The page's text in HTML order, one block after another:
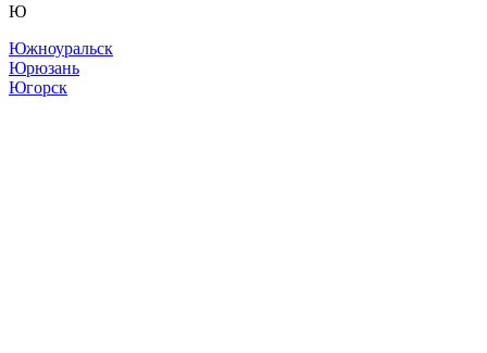
Ю
Южноуральск
Юрюзань
Югорск